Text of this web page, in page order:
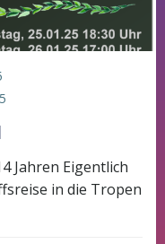
Jahren Eigentlich
in die Tropen